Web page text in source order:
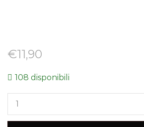
€11,90
108 disponibili